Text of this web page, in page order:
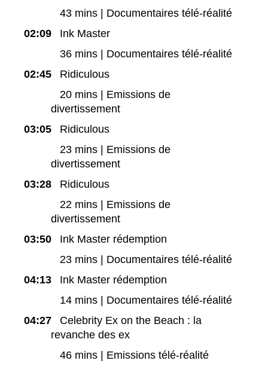
43 mins | Documentaires télé-réalité
02:09Ink Master
36 mins | Documentaires télé-réalité
02:45Ridiculous
20 mins | Emissions de
divertissement
03:05Ridiculous
23 mins | Emissions de
divertissement
03:28Ridiculous
22 mins | Emissions de
divertissement
03:50Ink Master rédemption
23 mins | Documentaires télé-réalité
04:13Ink Master rédemption
14 mins | Documentaires télé-réalité
04:27Celebrity Ex on the Beach : la
revanche des ex
46 mins | Emissions télé-réalité